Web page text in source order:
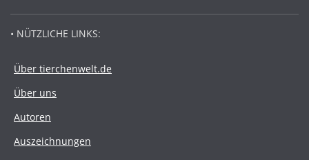
• NÜTZLICHE LINKS:
Über tierchenwelt.de
Über uns
Autoren
Auszeichnungen